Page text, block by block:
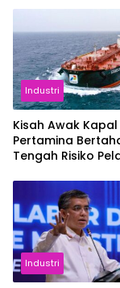
Industri
Kisah Awak Kapal
Pertamina
Tengah Risiko
Industri